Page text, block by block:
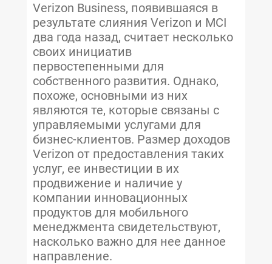
Verizon Business, появившаяся в
результате слияния Verizon и MCI
два года назад, считает несколько
своих инициатив
первостепенными для
собственного развития. Однако,
похоже, основными из них
являются те, которые связаны с
управляемыми услугами для
бизнес-клиентов. Размер доходов
Verizon от предоставления таких
услуг, ее инвестиции в их
продвижение и наличие у
компании инновационных
продуктов для мобильного
менеджмента свидетельствуют,
насколько важно для нее данное
направление.